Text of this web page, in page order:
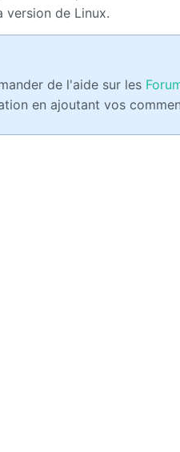
version de Linux.
de l'aide sur les F
en ajoutant vos